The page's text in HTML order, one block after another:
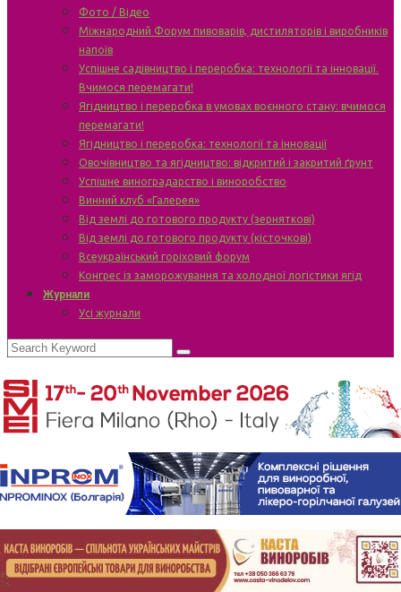
Фото / Відео
Міжнародний Форум пивоварів, дистиляторів і виробників
напоїв
Успішне садівництво і переробка: технології та інновації.
Вчимося перемагати!
Ягідництво і переробка в умовах воєнного стану: вчимося
перемагати!
Ягідництво і переробка: технології та інновації
Овочівництво та ягідництво: відкритий і закритий ґрунт
Успішне виноградарство і виноробство
Винний клуб «Галерея»
Від землі до готового продукту (зерняткові)
Від землі до готового продукту (кісточкові)
Всеукраїнський горіховий форум
Конгрес із заморожування та холодної логістики ягід
Журнали
Усі журнали